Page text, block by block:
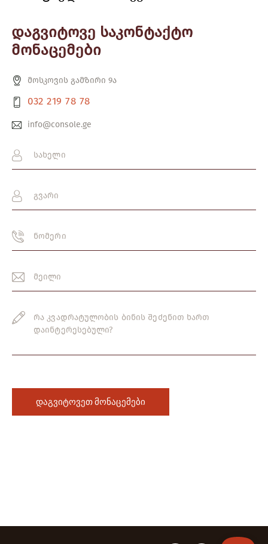
დაგვიტოვე საკონტაქტო
მონაცემები
მოსკოვის გამზირი 9ა
032 219 78 78
info@console.ge